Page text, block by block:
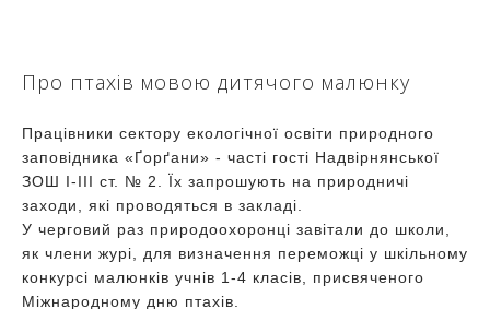
Про птахів мовою дитячого малюнку
Працівники сектору екологічної освіти природного
заповідника «Ґорґани» - часті гості Надвірнянської
ЗОШ І-III ст. № 2. Їх запрошують на природничі
заходи, які проводяться в закладі.
У черговий раз природоохоронці завітали до школи,
як члени журі, для визначення переможці у шкільному
конкурсі малюнків учнів 1-4 класів, присвяченого
Міжнародному дню птахів.